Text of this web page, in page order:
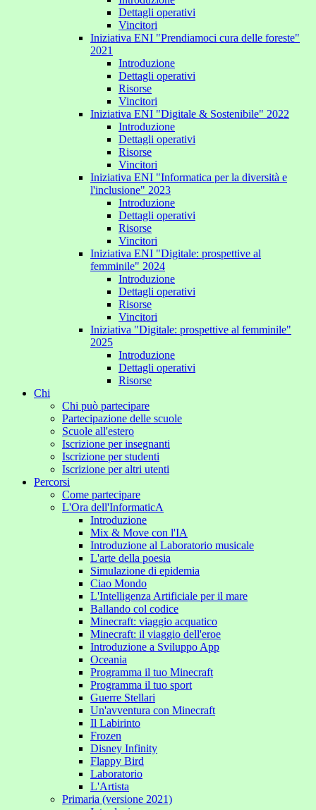
Dettagli operativi
Vincitori
Iniziativa ENI "Prendiamoci cura delle foreste"
2021
Introduzione
Dettagli operativi
Risorse
Vincitori
Iniziativa ENI "Digitale & Sostenibile" 2022
Introduzione
Dettagli operativi
Risorse
Vincitori
Iniziativa ENI "Informatica per la diversità e
l'inclusione" 2023
Introduzione
Dettagli operativi
Risorse
Vincitori
Iniziativa ENI "Digitale: prospettive al
femminile" 2024
Introduzione
Dettagli operativi
Risorse
Vincitori
Iniziativa "Digitale: prospettive al femminile"
2025
Introduzione
Dettagli operativi
Risorse
Chi
Chi può partecipare
Partecipazione delle scuole
Scuole all'estero
Iscrizione per insegnanti
Iscrizione per studenti
Iscrizione per altri utenti
Percorsi
Come partecipare
L'Ora dell'InformaticA
Introduzione
Mix & Move con l'IA
Introduzione al Laboratorio musicale
L'arte della poesia
Simulazione di epidemia
Ciao Mondo
L'Intelligenza Artificiale per il mare
Ballando col codice
Minecraft: viaggio acquatico
Minecraft: il viaggio dell'eroe
Introduzione a Sviluppo App
Oceania
Programma il tuo Minecraft
Programma il tuo sport
Guerre Stellari
Un'avventura con Minecraft
Il Labirinto
Frozen
Disney Infinity
Flappy Bird
Laboratorio
L'Artista
Primaria (versione 2021)